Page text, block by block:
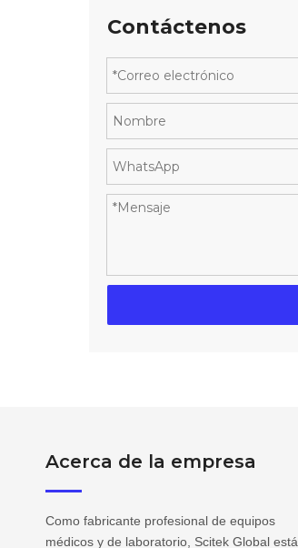
Contáctenos
Acerca de la empresa
Como fabricante profesional de equipos
médicos y de laboratorio, Scitek Global está